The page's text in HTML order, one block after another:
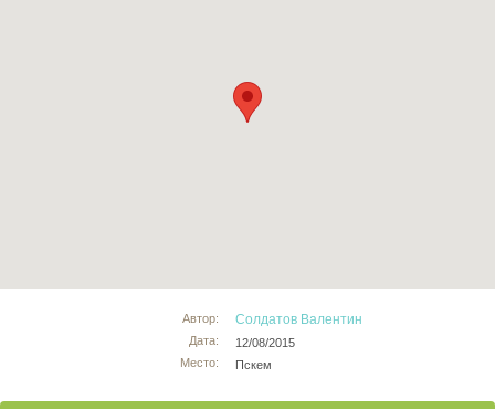
Автор:
Дата:
Место:
Солдатов Валентин
12/08/2015
Пскем